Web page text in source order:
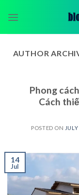
AUTHOR
Phong
Cách
POSTED ON
14
Jul